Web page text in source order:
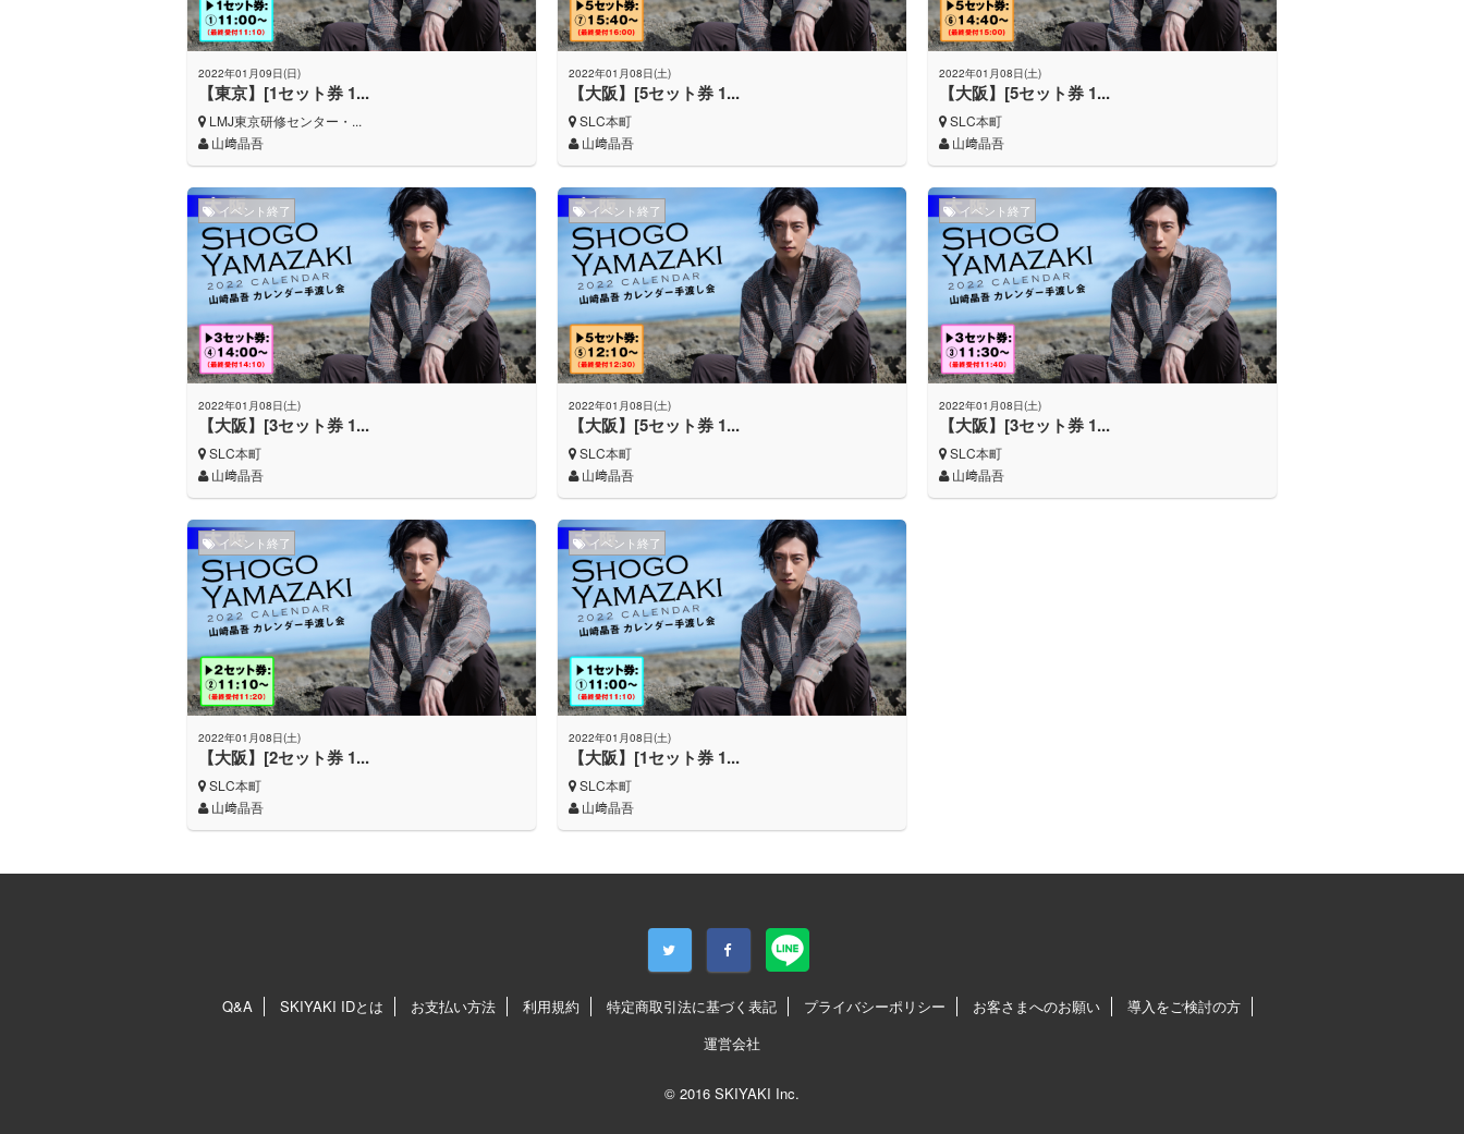
2022年01月09日(日)
【東京】[1セット券 1...
LMJ東京研修センター・...
山﨑晶吾
2022年01月08日(土)
【大阪】[5セット券 1...
SLC本町
山﨑晶吾
2022年01月08日(土)
【大阪】[5セット券 1...
SLC本町
山﨑晶吾
イベント終了
2022年01月08日(土)
【大阪】[3セット券 1...
SLC本町
山﨑晶吾
イベント終了
2022年01月08日(土)
【大阪】[5セット券 1...
SLC本町
山﨑晶吾
イベント終了
2022年01月08日(土)
【大阪】[3セット券 1...
SLC本町
山﨑晶吾
イベント終了
2022年01月08日(土)
【大阪】[2セット券 1...
SLC本町
山﨑晶吾
イベント終了
2022年01月08日(土)
【大阪】[1セット券 1...
SLC本町
山﨑晶吾
Q&A SKIYAKI IDとは お支払い方法 利用規約 特定商取引法に基づく表記 プライバシーポリシー お客さまへのお願い
導入をご検討の方
運営会社
© 2016 SKIYAKI Inc.